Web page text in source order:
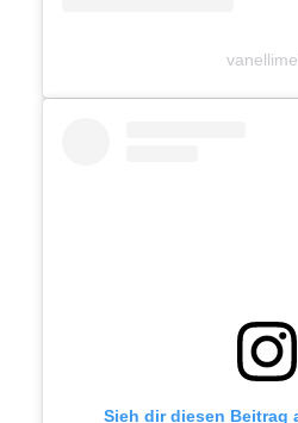
Sieh dir diesen Beitrag